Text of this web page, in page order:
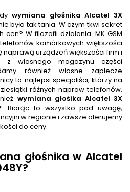
wymiana głośnika Alcatel 3X
była tak tania. W czym tkwi sekret
cen? W filozofii działania. MK GSM
komórkowych większości
naprawą urządzeń większości firm i
z własnego magazynu części
również własne zaplecze
to najlepsi specjaliści, którzy na
różnych napraw telefonów.
wymiana głośika Alcatel 3X
. Biorąc to wszystko pod uwagę,
w regionie i zawsze oferujemy
do ceny.
głośnika w Alcatel